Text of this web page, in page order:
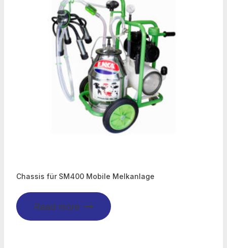
Chassis für SM400 Mobile Melkanlage
Read more